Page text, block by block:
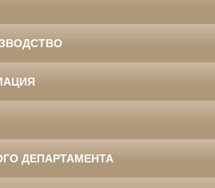
ДЕПАРТАМЕНТА